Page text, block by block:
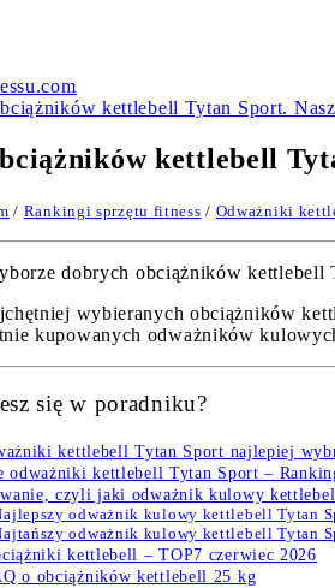
kettlebell Tytan Sport.
kettlebell
/ Rankingi sprzętu fitness / Odważniki
dobrych obciążników
wybieranych obciążników
kupowanych odważników
się w poradniku?
kettlebell Tytan Sport najlepiej
odważniki kettlebell Tytan Sport –
czyli jaki odważnik kulowy
odważnik kulowy kettlebell Tytan
odważnik kulowy kettlebell Tytan
kettlebell – TOP7 czerwiec 2026
o obciążników kettlebell 25 kg